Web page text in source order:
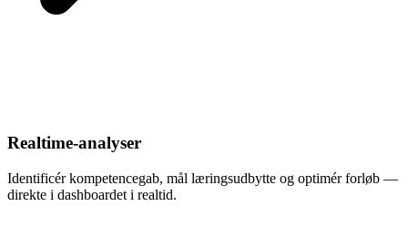
Realtime-analyser
Identificér kompetencegab, mål læringsudbytte og optimér forløb —
direkte i dashboardet i realtid.